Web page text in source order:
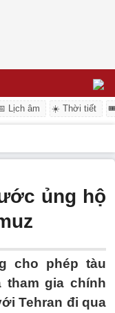
Lịch âm ☀️ Thời tiết
ủng hộ
cho phép tàu
tham gia chính
Tehran đi qua